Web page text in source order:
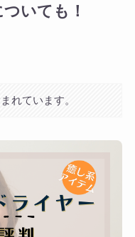
いても！
れています。